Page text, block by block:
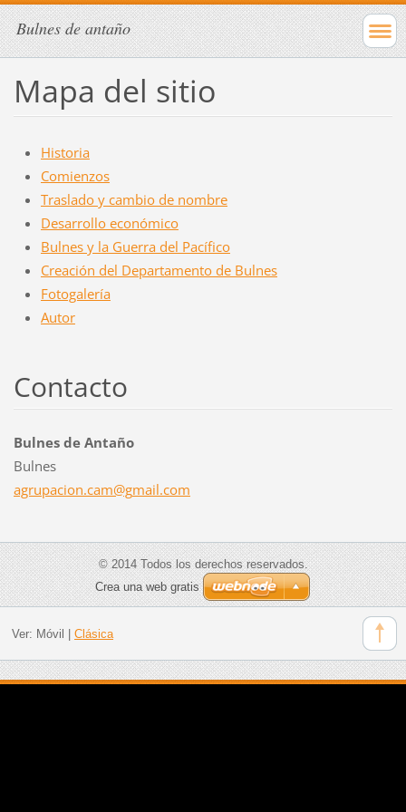
Bulnes de antaño
Mapa del sitio
Historia
Comienzos
Traslado y cambio de nombre
Desarrollo económico
Bulnes y la Guerra del Pacífico
Creación del Departamento de Bulnes
Fotogalería
Autor
Contacto
Bulnes de Antaño
Bulnes
agrupacion.cam@gmail.com
© 2014 Todos los derechos reservados.
Crea una web gratis
Ver: Móvil Clásica